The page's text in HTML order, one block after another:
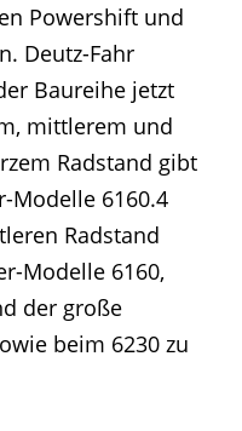
Powershift und
Deutz-Fahr
Baureihe jetzt
mittlerem und
Radstand gibt
Modelle 6160.4
Radstand
Modelle 6160,
der große
beim 6230 zu